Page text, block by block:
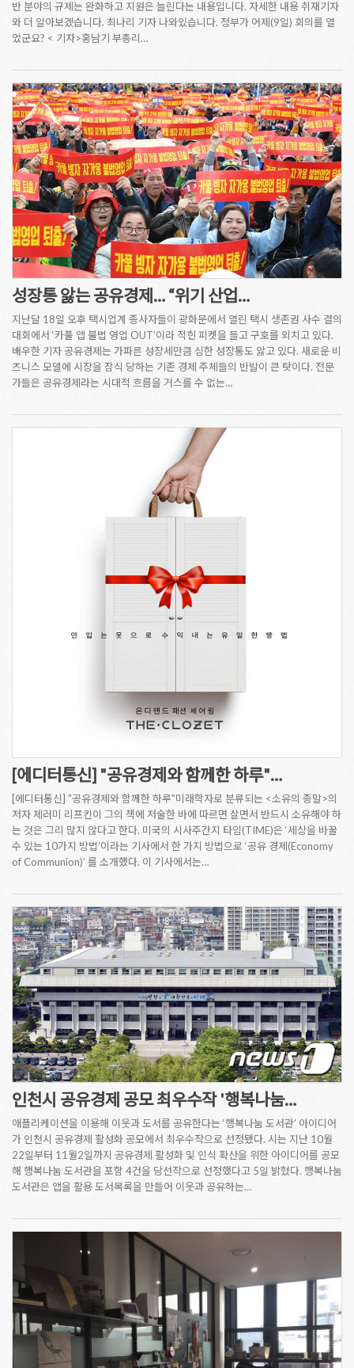
반 분야의 규제는 완화하고 지원은 늘린다는 내용입니다. 자세한 내용 취재기자
와 더 알아보겠습니다. 최나리 기자 나와있습니다. 정부가 어제(9일) 회의를 열
었군요? < 기자>홍남기 부총리…
성장통 앓는 공유경제… “위기 산업…
지난달 18일 오후 택시업계 종사자들이 광화문에서 열린 택시 생존권 사수 결의
대회에서 ‘카풀 앱 불법 영업 OUT’이라 적힌 피켓을 들고 구호를 외치고 있다.
배우한 기자 공유경제는 가파른 성장세만큼 심한 성장통도 앓고 있다. 새로운 비
즈니스 모델에 시장을 잠식 당하는 기존 경제 주체들의 반발이 큰 탓이다. 전문
가들은 공유경제라는 시대적 흐름을 거스를 수 없는…
[에디터통신] "공유경제와 함께한 하루"…
[에디터통신] "공유경제와 함께한 하루"미래학자로 분류되는 <소유의 종말>의
저자 제러미 리프킨이 그의 책에 저술한 바에 따르면 살면서 반드시 소유해야 하
는 것은 그리 많지 않다고 한다. 미국의 시사주간지 타임(TIME)은 ‘세상을 바꿀
수 있는 10가지 방법’이라는 기사에서 한 가지 방법으로 ‘공유 경제(Economy
of Communion)’ 를 소개했다. 이 기사에서는…
인천시 공유경제 공모 최우수작 '행복나눔…
애플리케이션을 이용해 이웃과 도서를 공유한다는 ‘행복나눔 도서관’ 아이디어
가 인천시 공유경제 활성화 공모에서 최우수작으로 선정됐다. 시는 지난 10월
22일부터 11월2일까지 공유경제 활성화 및 인식 확산을 위한 아이디어를 공모
해 행복나눔 도서관을 포함 4건을 당선작으로 선정했다고 5일 밝혔다. 행복나눔
도서관은 앱을 활용 도서목록을 만들어 이웃과 공유하는…